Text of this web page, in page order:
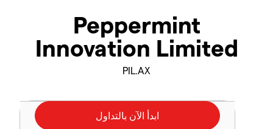
Peppermint
Innovation Limited
PIL.AX